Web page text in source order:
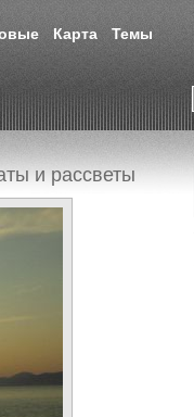
Карта Темы
и рассветы